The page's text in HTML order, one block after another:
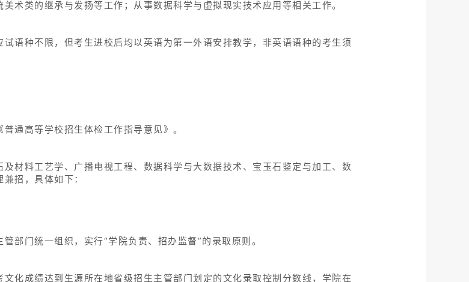
术类的继承与发扬等工作；从事数据科学与虚拟现实技术应用等相关工作。
语种不限，但考生进校后均以英语为第一外语安排教学，非英语语种的考生须
通高等学校招生体检工作指导意见》。
及材料工艺学、广播电视工程、数据科学与大数据技术、宝玉石鉴定与加工、数
招，具体如下：